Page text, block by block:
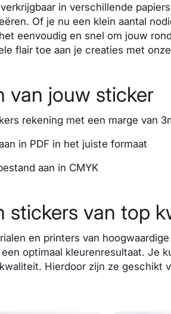
in verschillende
Of je nu een klein aantal
eenvoudig en snel om jouw
flair toe aan je creaties met
van jouw sticker
rekening met een marge van
in PDF in het juiste formaat
aan in CMYK
stickers van top
en printers van
optimaal kleurenresultaat. Je
Hierdoor zijn ze geschikt